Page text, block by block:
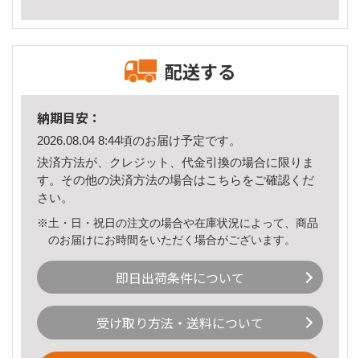
配送する
納期目安：
2026.08.04 8:44頃のお届け予定です。
決済方法が、クレジット、代金引換の場合に限りま
す。その他の決済方法の場合はこちら をご確認くだ
さい。
※土・日・祝日の注文の場合や在庫状況によって、商品
のお届けにお時間をいただく場合がございます。
即日出荷条件について
受け取り方法・送料について